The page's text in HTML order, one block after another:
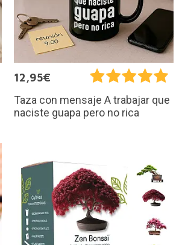
12,95€
Taza con mensaje A trabajar que
naciste guapa pero no rica